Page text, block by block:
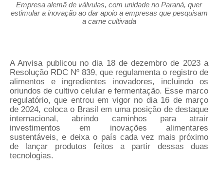
Empresa alemã de válvulas, com unidade no Paraná, quer
estimular a inovação ao dar apoio a empresas que pesquisam
a carne cultivada
A Anvisa publicou no dia 18 de dezembro de 2023 a
Resolução RDC Nº 839, que regulamenta o registro de
alimentos e ingredientes inovadores, incluindo os
oriundos de cultivo celular e fermentação. Esse marco
regulatório, que entrou em vigor no dia 16 de março
de 2024, coloca o Brasil em uma posição de destaque
internacional, abrindo caminhos para atrair
investimentos em inovações alimentares
sustentáveis, e deixa o país cada vez mais próximo
de lançar produtos feitos a partir dessas duas
tecnologias.